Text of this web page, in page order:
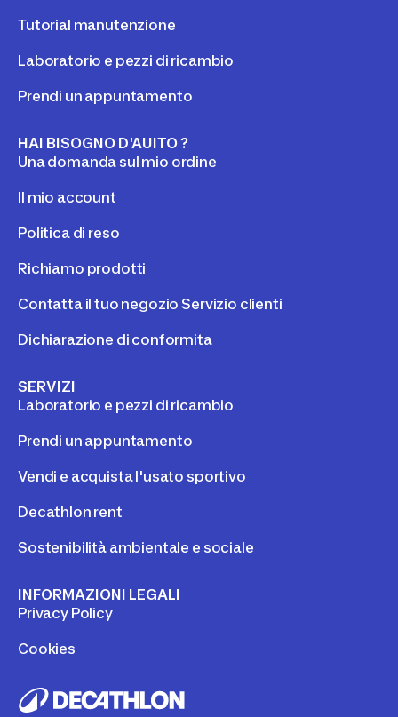
Tutorial manutenzione
Laboratorio e pezzi di ricambio
Prendi un appuntamento
HAI BISOGNO D'AUITO ?
Una domanda sul mio ordine
Il mio account
Politica di reso
Richiamo prodotti
Contatta il tuo negozio Servizio clienti
Dichiarazione di conformita
SERVIZI
Laboratorio e pezzi di ricambio
Prendi un appuntamento
Vendi e acquista l'usato sportivo
Decathlon rent
Sostenibilità ambientale e sociale
INFORMAZIONI LEGALI
Privacy Policy
Cookies